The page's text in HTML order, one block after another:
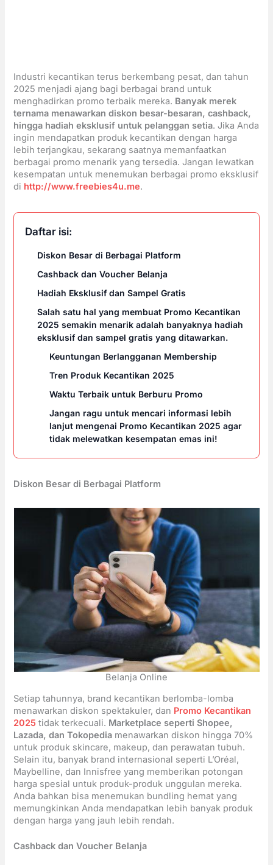
Industri kecantikan terus berkembang pesat, dan tahun
2025 menjadi ajang bagi berbagai brand untuk
menghadirkan promo terbaik mereka. Banyak merek
ternama menawarkan diskon besar-besaran, cashback,
hingga hadiah eksklusif untuk pelanggan setia. Jika Anda
ingin mendapatkan produk kecantikan dengan harga
lebih terjangkau, sekarang saatnya memanfaatkan
berbagai promo menarik yang tersedia. Jangan lewatkan
kesempatan untuk menemukan berbagai promo eksklusif
di http://www.freebies4u.me.
Daftar isi:
Diskon Besar di Berbagai Platform
Cashback dan Voucher Belanja
Hadiah Eksklusif dan Sampel Gratis
Salah satu hal yang membuat Promo Kecantikan
2025 semakin menarik adalah banyaknya hadiah
eksklusif dan sampel gratis yang ditawarkan.
Keuntungan Berlangganan Membership
Tren Produk Kecantikan 2025
Waktu Terbaik untuk Berburu Promo
Jangan ragu untuk mencari informasi lebih
lanjut mengenai Promo Kecantikan 2025 agar
tidak melewatkan kesempatan emas ini!
Diskon Besar di Berbagai Platform
Belanja Online
Setiap tahunnya, brand kecantikan berlomba-lomba
menawarkan diskon spektakuler, dan Promo Kecantikan
2025 tidak terkecuali. Marketplace seperti Shopee,
Lazada, dan Tokopedia menawarkan diskon hingga 70%
untuk produk skincare, makeup, dan perawatan tubuh.
Selain itu, banyak brand internasional seperti L’Oréal,
Maybelline, dan Innisfree yang memberikan potongan
harga spesial untuk produk-produk unggulan mereka.
Anda bahkan bisa menemukan bundling hemat yang
memungkinkan Anda mendapatkan lebih banyak produk
dengan harga yang jauh lebih rendah.
Cashback dan Voucher Belanja